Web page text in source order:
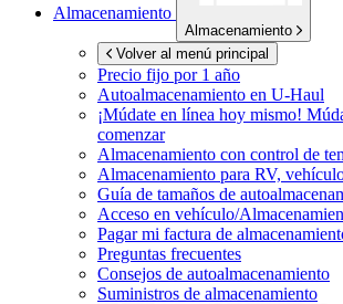
Almacenamiento
Almacenamiento
Volver al menú principal
Precio fijo por 1 año
Autoalmacenamiento en U-Haul
¡Múdate en línea hoy mismo!
comenzar
Almacenamiento con control de
Almacenamiento para RV,
Guía de tamaños de
Acceso en vehículo/
Pagar mi factura de
Preguntas frecuentes
Consejos de autoalmacenamiento
Suministros de almacenamiento